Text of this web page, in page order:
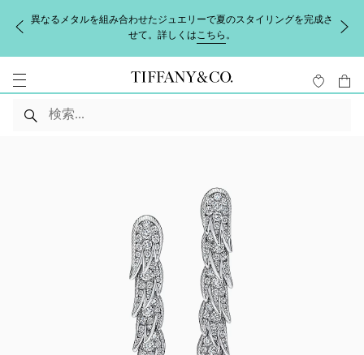
異なるメタルを組み合わせたジュエリーで夏のスタイリングを完成さ
せて。詳しくはこちら 。